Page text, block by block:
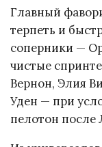
Главный
терпеть и
соперники —
чистые
Вернон, Элия
Уден — при
пелотон после